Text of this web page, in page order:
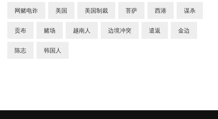
网赌电诈 美国 美国制裁 菩萨 西港 谋杀
贡布 赌场 越南人 边境冲突 遣返 金边
陈志 韩国人